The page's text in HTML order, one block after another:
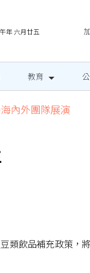
年 六月廿五
教育
內外團隊展演
類飲品補充政策，